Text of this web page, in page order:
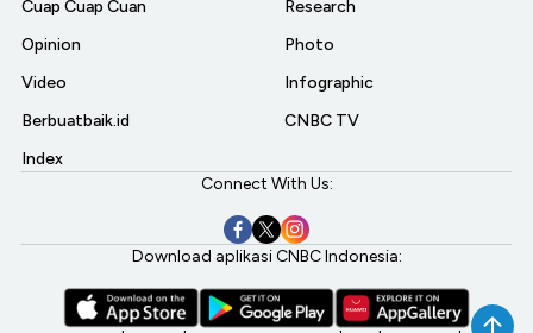
Cuap Cuap Cuan
Opinion
Video
Berbuatbaik.id
Index
Research
Photo
Infographic
CNBC TV
Connect With Us:
Download aplikasi CNBC Indonesia: